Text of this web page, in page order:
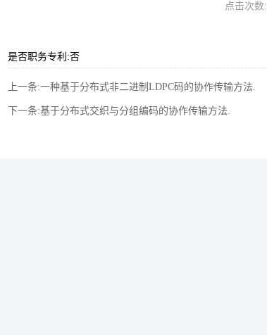
点击次数:
是否职务专利:否
上一条:一种基于分布式非二进制LDPC码的协作传输方法.
下一条:基于分布式交织与分组编码的协作传输方法.